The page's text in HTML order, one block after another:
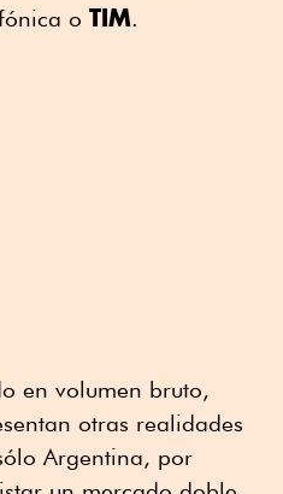
o TIM.
en volumen bruto,
otras realidades
Argentina, por